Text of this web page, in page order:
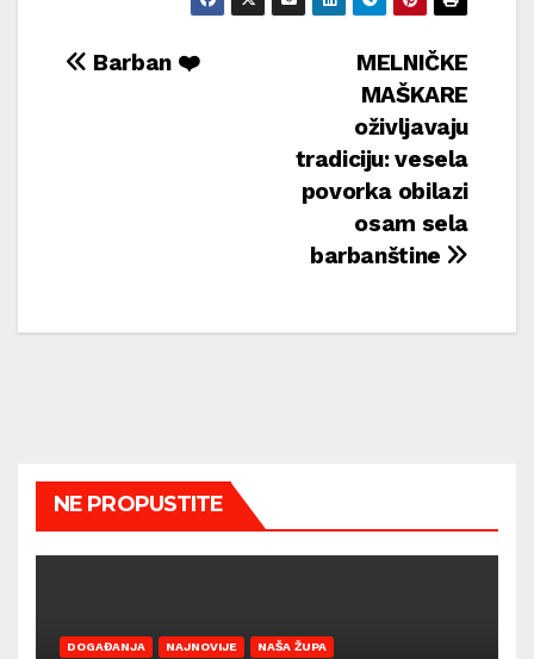
Navigacija
MELNIČKE
MAŠKARE
oživljavaju
tradiciju: vesela
povorka obilazi
osam sela
barbanštine
Barban ❤️
NE PROPUSTITE
DOGAĐANJA NAJNOVIJE NAŠA ŽUPA